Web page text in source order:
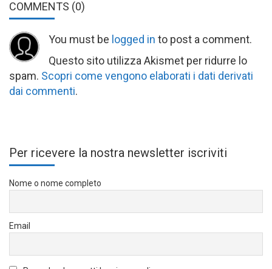
COMMENTS (0)
You must be logged in to post a comment.
Questo sito utilizza Akismet per ridurre lo
spam. Scopri come vengono elaborati i dati derivati
dai commenti.
Per ricevere la nostra newsletter iscriviti
Nome o nome completo
Email